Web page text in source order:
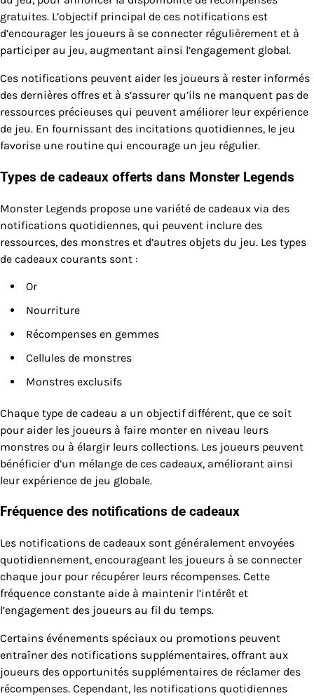
gratuites. L’objectif principal de ces notifications est
d’encourager les joueurs à se connecter régulièrement et à
participer au jeu, augmentant ainsi l’engagement global.
Ces notifications peuvent aider les joueurs à rester informés
des dernières offres et à s’assurer qu’ils ne manquent pas de
ressources précieuses qui peuvent améliorer leur expérience
de jeu. En fournissant des incitations quotidiennes, le jeu
favorise une routine qui encourage un jeu régulier.
Types de cadeaux offerts dans Monster Legends
Monster Legends propose une variété de cadeaux via des
notifications quotidiennes, qui peuvent inclure des
ressources, des monstres et d’autres objets du jeu. Les types
de cadeaux courants sont :
Or
Nourriture
Récompenses en gemmes
Cellules de monstres
Monstres exclusifs
Chaque type de cadeau a un objectif différent, que ce soit
pour aider les joueurs à faire monter en niveau leurs
monstres ou à élargir leurs collections. Les joueurs peuvent
bénéficier d’un mélange de ces cadeaux, améliorant ainsi
leur expérience de jeu globale.
Fréquence des notifications de cadeaux
Les notifications de cadeaux sont généralement envoyées
quotidiennement, encourageant les joueurs à se connecter
chaque jour pour récupérer leurs récompenses. Cette
fréquence constante aide à maintenir l’intérêt et
l’engagement des joueurs au fil du temps.
Certains événements spéciaux ou promotions peuvent
entraîner des notifications supplémentaires, offrant aux
joueurs des opportunités supplémentaires de réclamer des
récompenses. Cependant, les notifications quotidiennes